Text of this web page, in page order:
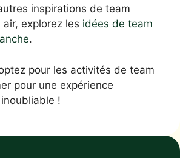
inspirations de team
explorez les idées de team
.
pour les activités de team
pour une expérience
!